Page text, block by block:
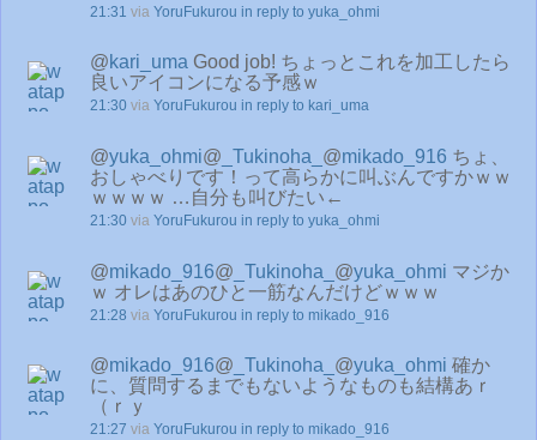
21:31 via YoruFukurou in reply to yuka_ohmi
@kari_uma Good job! ちょっとこれを加工したら
良いアイコンになる予感ｗ
21:30 via YoruFukurou in reply to kari_uma
@yuka_ohmi@ _Tukinoha_ @mikado_916 ちょ、
おしゃべりです！って高らかに叫ぶんですかｗｗ
ｗｗｗｗ …自分も叫びたい←
21:30 via YoruFukurou in reply to yuka_ohmi
@mikado_916@ _Tukinoha_ @yuka_ohmi マジか
ｗ オレはあのひと一筋なんだけどｗｗｗ
21:28 via YoruFukurou in reply to mikado_916
@mikado_916@ _Tukinoha_ @yuka_ohmi 確か
に、質問するまでもないようなものも結構あｒ
（ｒｙ
21:27 via YoruFukurou in reply to mikado_916